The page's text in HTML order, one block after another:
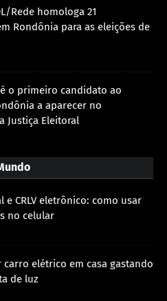
Rede homologa 21
Rondônia para as eleições de
o primeiro candidato ao
a aparecer no
Justiça Eleitoral
e CRLV eletrônico: como usar
no celular
carro elétrico em casa gastando
de luz